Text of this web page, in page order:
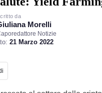
da
Morelli
Notizie
21 Marzo 2022